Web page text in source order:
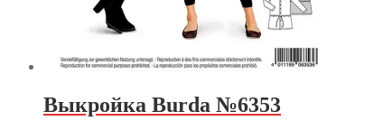
Выкройка Burda №6353